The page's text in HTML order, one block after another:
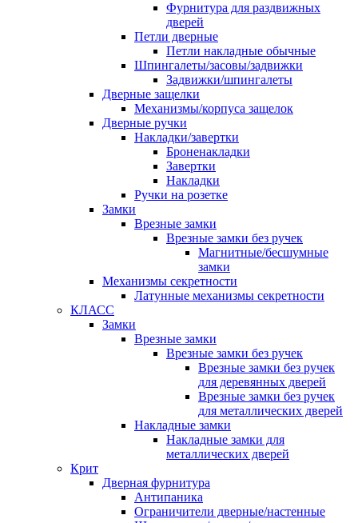
Фурнитура для раздвижных
дверей
Петли дверные
Петли накладные обычные
Шпингалеты/засовы/задвижки
Задвижки/шпингалеты
Дверные защелки
Механизмы/корпуса защелок
Дверные ручки
Накладки/завертки
Броненакладки
Завертки
Накладки
Ручки на розетке
Замки
Врезные замки
Врезные замки без ручек
Магнитные/бесшумные
замки
Механизмы секретности
Латунные механизмы секретности
КЛАСС
Замки
Врезные замки
Врезные замки без ручек
Врезные замки без ручек
для деревянных дверей
Врезные замки без ручек
для металлических дверей
Накладные замки
Накладные замки для
металлических дверей
Крит
Дверная фурнитура
Антипаника
Ограничители дверные/настенные